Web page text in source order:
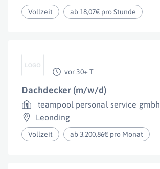
Vollzeit ab 18,07€ pro Stunde
vor 30+ T
Dachdecker (m/w/d)
teampool personal service gmbh
Leonding
Vollzeit ab 3.200,86€ pro Monat